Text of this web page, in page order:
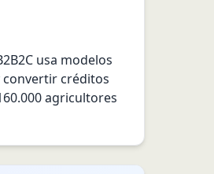
usa modelos
convertir créditos
agricultores